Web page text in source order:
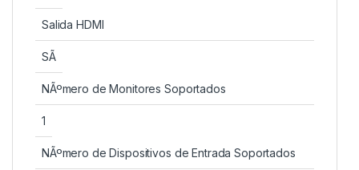
Salida HDMI
SÃ­
NÃºmero de Monitores Soportados
1
NÃºmero de Dispositivos de Entrada Soportados